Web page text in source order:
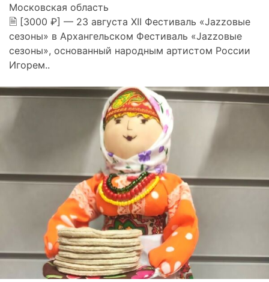
Московская область
🗎 [3000 ₽] — 23 августа XII Фестиваль «Jazzовые
сезоны» в Архангельском Фестиваль «Jazzовые
сезоны», основанный народным артистом России
Игорем..